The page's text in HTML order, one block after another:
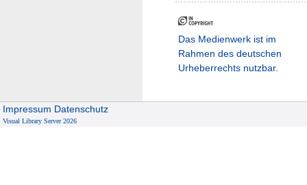
Das Medienwerk ist im
Rahmen des deutschen
Urheberrechts nutzbar.
Impressum Datenschutz
Visual Library Server 2026